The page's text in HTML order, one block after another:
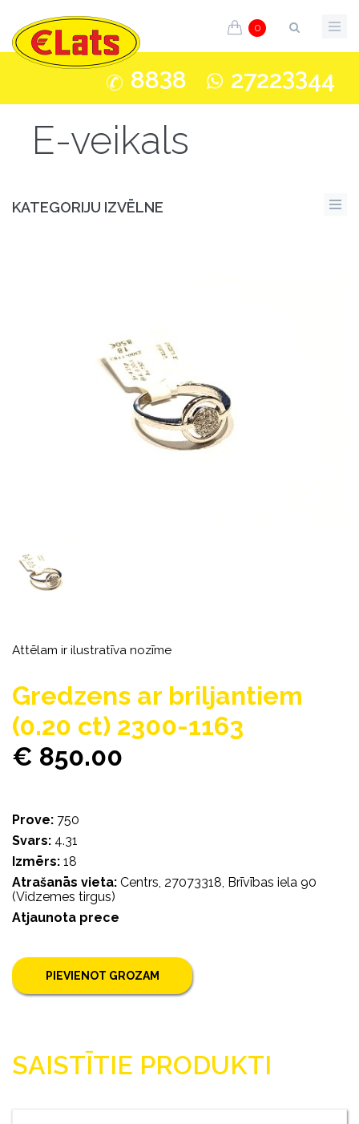
0
8838 27223344
E-veikals
KATEGORIJU IZVĒLNE
Attēlam ir ilustratīva nozīme
Gredzens ar briljantiem
(0.20 ct) 2300-1163
€ 850.00
Prove: 750
Svars: 4.31
Izmērs: 18
Atrašanās vieta: Centrs, 27073318, Brīvības iela 90
(Vidzemes tirgus)
Atjaunota prece
PIEVIENOT GROZAM
SAISTĪTIE PRODUKTI